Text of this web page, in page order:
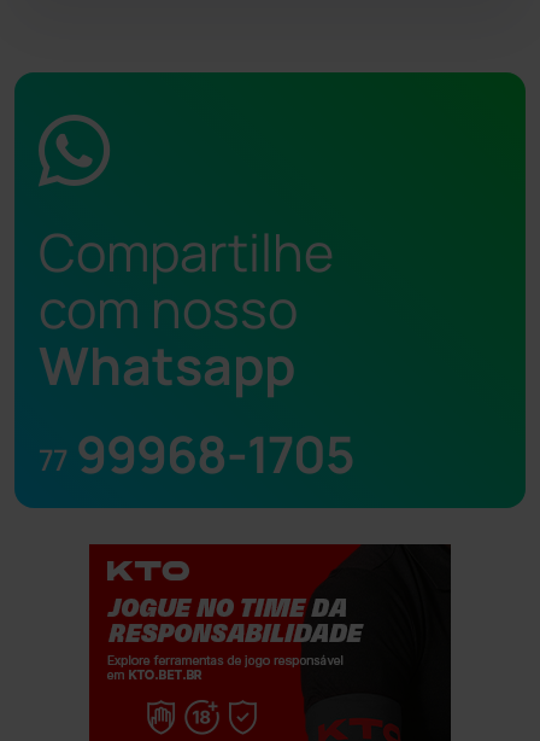
Compartilhe
com nosso
Whatsapp
77 99968-1705